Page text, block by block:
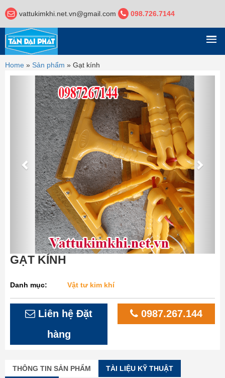
vattukimkhi.net.vn@gmail.com 098.726.7144
DANH MỤC
Home » Sản phẩm » Gạt kính
Previous
GẠT KÍNH
Danh mục: Vật tư kim khí
Liên hệ Đặt
hàng
0987.267.144
THÔNG TIN SẢN PHẨM TÀI LIỆU KỸ THUẬT